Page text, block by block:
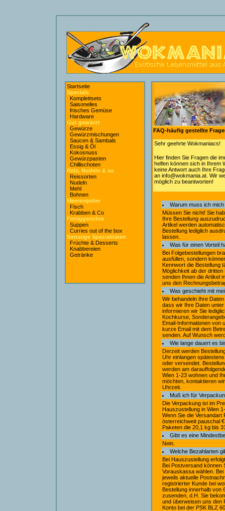
Startseite
Specials
Komplettsets
Saisonelles
frisches Gemüse
Hardware
Gut gewürzt
Gewürze
Gewürzmischungen
Saucen & Sambals
Essig & Öl
Kokosnuss
Gewürzpasten
Chillischoten
Reis, Nudeln & so
Reissorten
Nudeln
Mehl
Bohnen
Meeresgetier
Fisch
Krabben & Co
Fertiggerichte
Suppen
Curries out of the box
Sonstige Spezialitäten
Früchte & Desserts
Knabbereien
Getränke
FAQ-häufig gestellte
Sehr geehrte Wokmaniacs!
Hier finden Sie Fragen die
helfen können sich in Ihrem
keine Antwort auch Ihre
an info@wokmania.at. Wir
möglich zu beantworten!
Warum muss ich
Müssen Sie nicht! Sie
Ihre Bestellung
Artikel werden
Bestellung lediglich
lassen.
Was für einen Vorteil
Bei Folgebestellungen
ausfüllen, sondern
Kennwort die Bestellung
Möglichkeit ab der
senden Ihnen die Artikel
uns den
Was geschieht mit
Wir behandeln Ihre
dass wir Ihre Daten
informieren wir Sie
Kochkurse,
Email-Informationen von
kurze Email mit dem
senden. Auf Wunsch
Wie lange dauert es
Derzeit werden
Uhr einlangen
oder versendet.
werden am
Wien 1-23 wohnen und
möchten, kontaktieren
Uhrzeit.
Muß ich für
Die Verpackung ist im
Hauszustellung in Wien
Wenn Sie die
österreichweit pauschal
Paketen die 20,1 kg bis
Gibt es eine
Nein.
Welche Bezahlarten
Bei Hauszustellung
Bei Postversand können
Vorauskassa wählen.
jeweils aktuelle
registrierter Kunde bei
Bestellung innerhalb von
zusenden, d.H. Sie
und überweisen uns den
Konto bei der PSK BLZ